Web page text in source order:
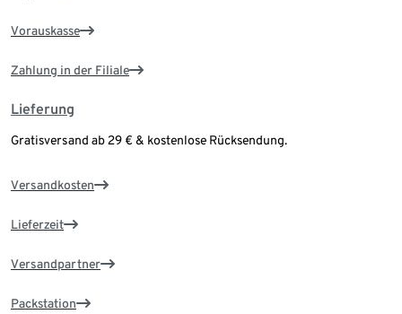
Vorauskasse
Zahlung in der Filiale
Lieferung
Gratisversand ab 29 € & kostenlose Rücksendung.
Versandkosten
Lieferzeit
Versandpartner
Packstation